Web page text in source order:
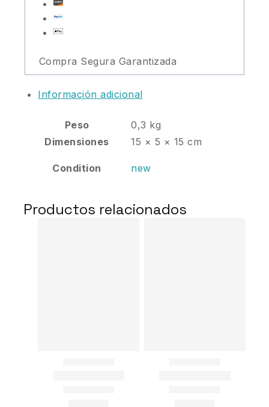
Compra Segura Garantizada
Información adicional
Peso
0,3 kg
Dimensiones
15 × 5 × 15 cm
Condition new
Productos relacionados